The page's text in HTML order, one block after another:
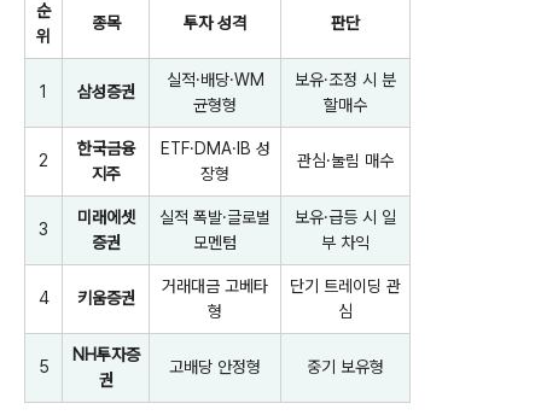
순
위
종목 투자 성격 판단
1 삼성증권
실적·배당·WM
균형형
보유·조정 시 분
할매수
2
한국금융
지주
ETF·DMA·IB 성
장형
관심·눌림 매수
3
미래에셋
증권
실적 폭발·글로벌
모멘텀
보유·급등 시 일
부 차익
4 키움증권
거래대금 고베타
형
단기 트레이딩 관
심
5
NH투자증
권
고배당 안정형 중기 보유형